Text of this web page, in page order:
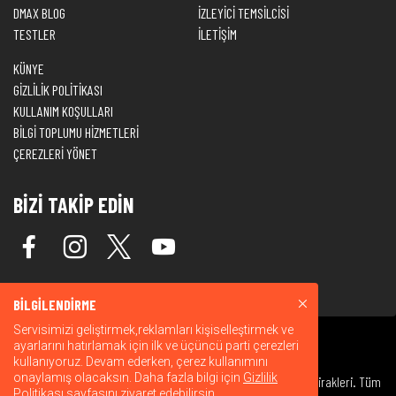
DMAX BLOG
TESTLER
İZLEYİCİ TEMSİLCİSİ
İLETİŞİM
KÜNYE
GİZLİLİK POLİTİKASI
KULLANIM KOŞULLARI
BİLGİ TOPLUMU HİZMETLERİ
ÇEREZLERİ YÖNET
BİZİ TAKİP EDİN
© 2026 Warner Bros. Discovery, Inc. veya bağlı kuruluşları ve iştirakleri. Tüm
BİLGİLENDİRME
Servisimizi geliştirmek,reklamları kişiselleştirmek ve
ayarlarını hatırlamak için ilk ve üçüncü parti çerezleri
kullanıyoruz. Devam ederken, çerez kullanımını
onaylamış olacaksın. Daha fazla bilgi için Gizlilik